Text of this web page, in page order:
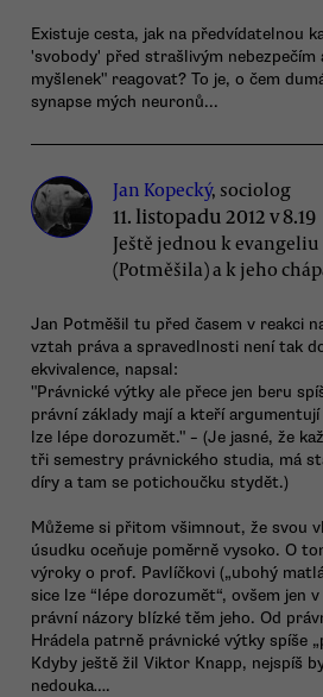
Existuje cesta, jak na předvídatelnou
'svobody' před strašlivým nebezpečím
myšlenek" reagovat? To je, o čem
synapse mých neuronů...
Jan Kopecký, sociolog
11. listopadu 2012 v 8.19
Ještě jednou k evangeliu
(Potměšila) a k jeho
Jan Potměšil tu před časem v reakci
vztah práva a spravedlnosti není tak
ekvivalence, napsal:
"Právnické výtky ale přece jen beru
právní základy mají a kteří
lze lépe dorozumět." – (Je jasné, že
tři semestry právnického studia, má
díry a tam se potichoučku stydět.)
Můžeme si přitom všimnout, že svou
úsudku oceňuje poměrně vysoko. O
výroky o prof. Pavlíčkovi („ubohý
sice lze “lépe dorozumět“, ovšem jen
právní názory blízké těm jeho. Od
Hrádela patrně právnické výtky spíše
Kdyby ještě žil Viktor Knapp, nejspíš
nedouka….